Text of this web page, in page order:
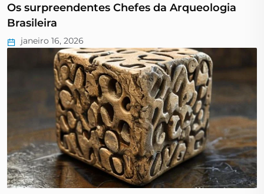
Os surpreendentes Chefes da Arqueologia
Brasileira
janeiro 16, 2026